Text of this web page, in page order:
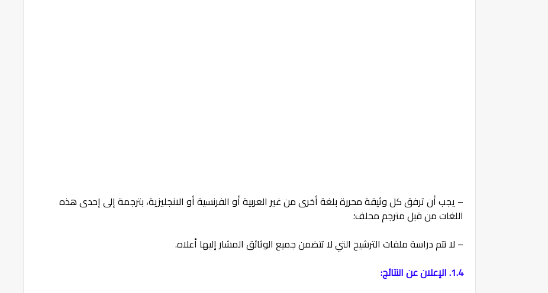
– يجب أن ترفق كل وثيقة محررة بلغة أخرى من غير العربية أو الفرنسية أو الانجليزية، بترجمة إلى إحدى هذه
اللغات من قبل مترجم محلف؛
– لا تتم دراسة ملفات الترشيح التي لا تتضمن جميع الوثائق المشار إليها أعلاه.
1.4. الإعلان عن النتائج: